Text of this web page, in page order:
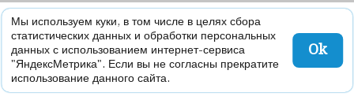
Мы используем куки, в том числе в целях сбора
статистических данных и обработки персональных
данных с использованием интернет-сервиса
"ЯндексМетрика". Если вы не согласны прекратите
использование данного сайта.
Ok